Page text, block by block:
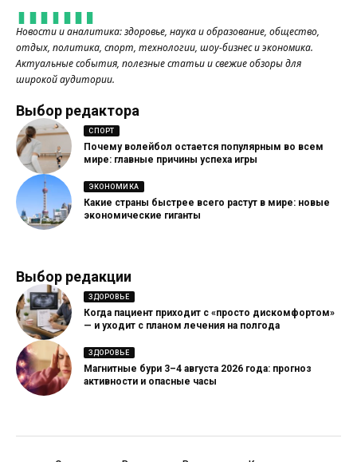
Новости и аналитика: здоровье, наука и образование, общество,
отдых, политика, спорт, технологии, шоу-бизнес и экономика.
Актуальные события, полезные статьи и свежие обзоры для
широкой аудитории.
Выбор редактора
СПОРТ
Почему волейбол остается популярным во всем
мире: главные причины успеха игры
ЭКОНОМИКА
Какие страны быстрее всего растут в мире: новые
экономические гиганты
Выбор редакции
ЗДОРОВЬЕ
Когда пациент приходит с «просто дискомфортом»
— и уходит с планом лечения на полгода
ЗДОРОВЬЕ
Магнитные бури 3–4 августа 2026 года: прогноз
активности и опасные часы